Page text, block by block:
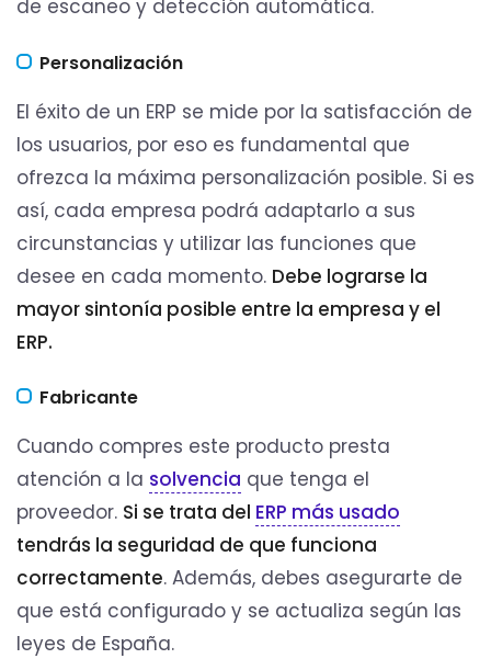
de escaneo y detección automática.
Personalización
El éxito de un ERP se mide por la satisfacción de
los usuarios, por eso es fundamental que
ofrezca la máxima personalización posible. Si es
así, cada empresa podrá adaptarlo a sus
circunstancias y utilizar las funciones que
desee en cada momento. Debe lograrse la
mayor sintonía posible entre la empresa y el
ERP.
Fabricante
Cuando compres este producto presta
atención a la solvencia que tenga el
proveedor. Si se trata del ERP más usado
tendrás la seguridad de que funciona
correctamente. Además, debes asegurarte de
que está configurado y se actualiza según las
leyes de España.